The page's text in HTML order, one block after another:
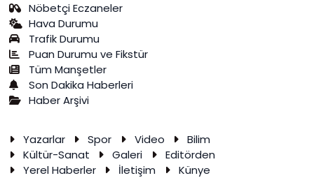
Nöbetçi Eczaneler
Hava Durumu
Trafik Durumu
Puan Durumu ve Fikstür
Tüm Manşetler
Son Dakika Haberleri
Haber Arşivi
Yazarlar Spor Video
Bilim
Kültür-Sanat
Galeri
Editörden
Yerel Haberler
İletişim Künye